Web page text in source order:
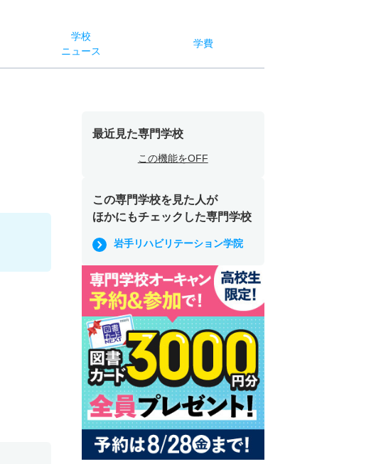
学校
ニュース
学費
最近見た専門学校
この機能をOFF
この専門学校を見た人が
ほかにもチェックした専門学校
岩手リハビリテーション学院